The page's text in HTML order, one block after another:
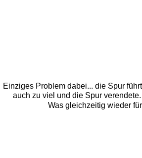
Einziges Problem dabei... die Spur
auch zu viel und die Spur
Was gleichzeitig wieder